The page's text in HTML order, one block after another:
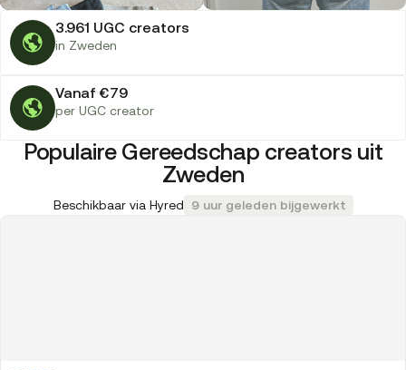
3.961 UGC creators
in Zweden
Vanaf €79
per UGC creator
Populaire Gereedschap creators uit
Zweden
Beschikbaar via Hyred 9 uur geleden bijgewerkt